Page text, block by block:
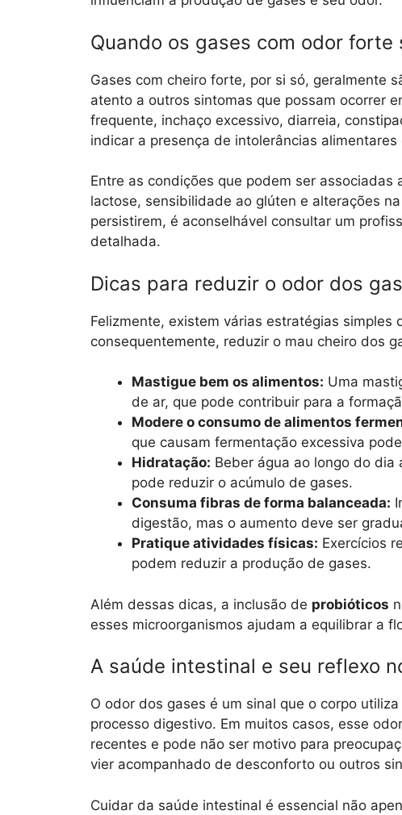
Quando os gases com odor
Gases com cheiro forte, por si só, geralmente
atento a outros sintomas que possam ocorrer
frequente, inchaço excessivo, diarreia,
indicar a presença de intolerâncias
Entre as condições que podem ser
lactose, sensibilidade ao glúten e alterações
persistirem, é aconselhável consultar um
detalhada.
Dicas para reduzir o odor dos
Felizmente, existem várias estratégias
consequentemente, reduzir o mau cheiro dos
Mastigue bem os alimentos: Uma
de ar, que pode contribuir para a
Modere o consumo de alimentos
que causam fermentação excessiva
Hidratação: Beber água ao longo do
pode reduzir o acúmulo de gases.
Consuma fibras de forma balanceada:
digestão, mas o aumento deve ser
Pratique atividades físicas: Exercícios
podem reduzir a produção de gases.
Além dessas dicas, a inclusão de probióticos
esses microorganismos ajudam a equilibrar a
A saúde intestinal e seu reflexo
O odor dos gases é um sinal que o corpo
processo digestivo. Em muitos casos, esse
recentes e pode não ser motivo para
vier acompanhado de desconforto ou outros
Cuidar da saúde intestinal é essencial não